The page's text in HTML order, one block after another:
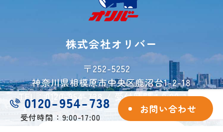
0120-954-738
受付時間：9:00-17:00
お問い合わせ
お荷物運搬サービス
お問い合わせ
ご解約フォーム
個人情報保護方針
株式会社オリバー
〒252-5252
神奈川県相模原市中央区鹿沼台1-2-18
TEL：0120-954-738 / 受付時間：9:00-17:00